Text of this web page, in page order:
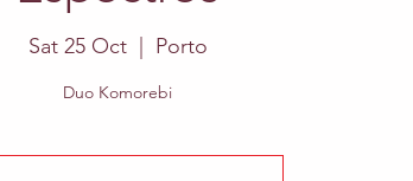
Sat 25 Oct
  |
Porto